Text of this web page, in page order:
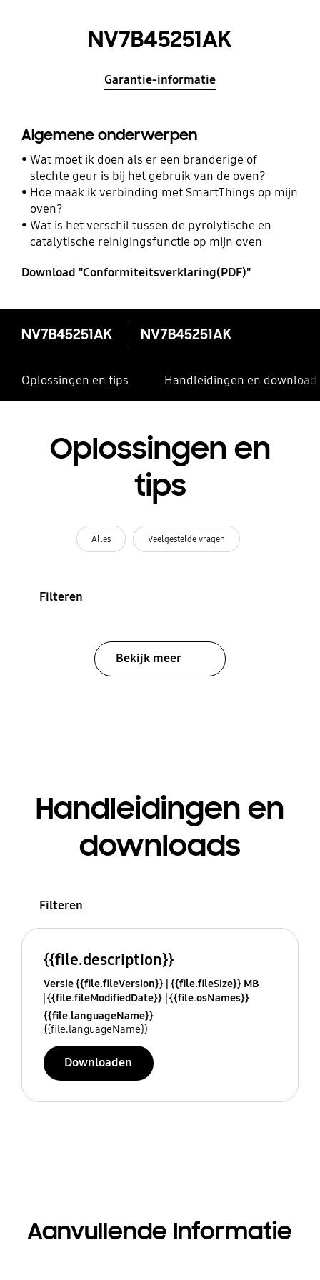
NV7B45251AK
Garantie-informatie
Algemene onderwerpen
Wat moet ik doen als er een branderige of
slechte geur is bij het gebruik van de oven?
Hoe maak ik verbinding met SmartThings op mijn
oven?
Wat is het verschil tussen de pyrolytische en
catalytische reinigingsfunctie op mijn oven
Download "Conformiteitsverklaring(PDF)"
NV7B45251AK NV7B45251AK
Oplossingen en tips Handleidingen en
Oplossingen en
tips
Alles Veelgestelde vragen
Filteren
Bekijk meer
Handleidingen en
downloads
Filteren
{{file.description}}
Versie {{file.fileVersion}} {{file.fileSize}} MB
{{file.fileModifiedDate}} {{file.osNames}}
{{file.languageName}}
{{file.languageName}}
Downloaden
Aanvullende Informatie